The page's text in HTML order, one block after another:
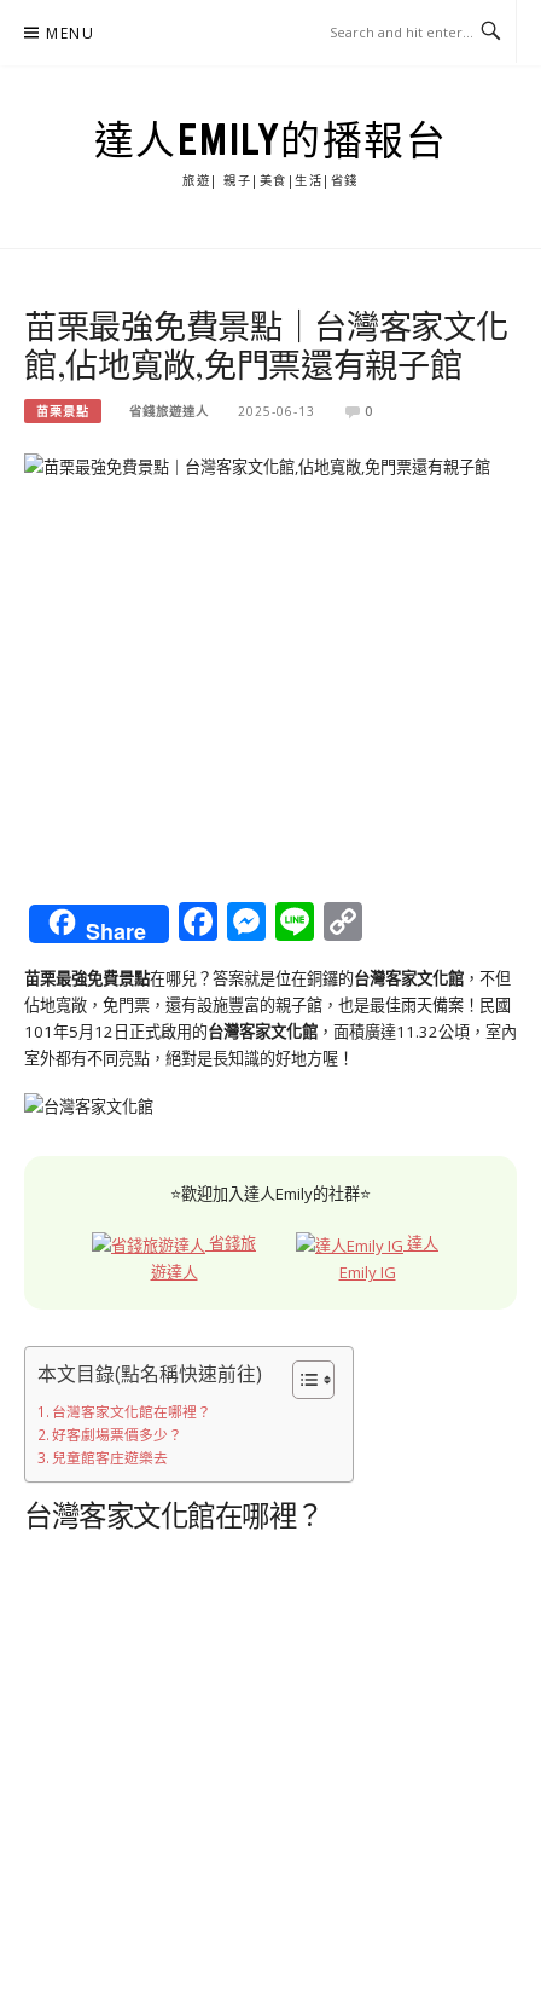
MENU
達人EMILY的播報台
旅遊| 親子|美食|生活|省錢
苗栗最強免費景點｜台灣客家文化
館,佔地寬敞,免門票還有親子館
苗栗景點 省錢旅遊達人 2025-06-13 0
Share Facebook
Messenger
Line
Link
苗栗最強免費景點在哪兒？答案就是位在銅鑼的台灣客家文化館 ，不但
佔地寬敞，免門票，還有設施豐富的親子館，也是最佳雨天備案！民國
101年5月12日正式啟用的台灣客家文化館 ，面積廣達11.32公頃，室內
室外都有不同亮點，絕對是長知識的好地方喔！
⭐歡迎加入達人Emily的社群⭐
省錢旅
遊達人
達人
Emily IG
本文目錄(點名稱快速前往)
台灣客家文化館在哪裡？
好客劇場票價多少？
兒童館客庄遊樂去
台灣客家文化館在哪裡？